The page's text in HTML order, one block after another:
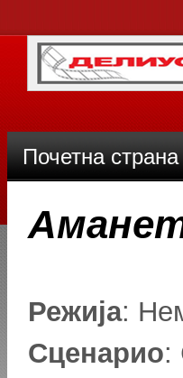
Почетна страна
Режија:
Сценарио: